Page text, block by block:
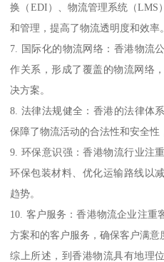
换（EDI）、物流管理系统（LMS
和管理，提高了物流透明度和效率。
7. 国际化的物流网络：香港物流
作关系，形成了覆盖的物流网络
决方案。
8. 法律法规健全：香港的法律体
保障了物流活动的合法性和安全性
9. 环保意识强：香港物流行业注
环保包装材料、优化运输路线以
趋势。
10. 客户服务：香港物流企业注重
方案和的客户服务，确保客户满意
综上所述，到香港物流具有地理